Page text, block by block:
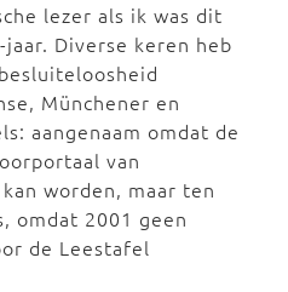
lezer als ik was dit
Diverse keren heb
Münchener en
aangenaam omdat de
van
worden, maar ten
omdat 2001 geen
de Leestafel